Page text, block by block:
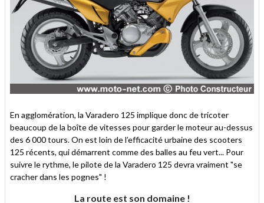
En agglomération, la Varadero 125 implique donc de tricoter
beaucoup de la boîte de vitesses pour garder le moteur au-dessus
des 6 000 tours. On est loin de l’efficacité urbaine des scooters
125 récents, qui démarrent comme des balles au feu vert... Pour
suivre le rythme, le pilote de la Varadero 125 devra vraiment "se
cracher dans les pognes" !
La route est son domaine !